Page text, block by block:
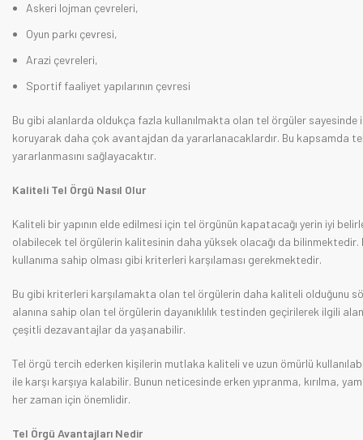
Askeri lojman çevreleri,
Oyun parkı çevresi,
Arazi çevreleri,
Sportif faaliyet yapılarının çevresi
Bu gibi alanlarda oldukça fazla kullanılmakta olan tel örgüler sayesinde
koruyarak daha çok avantajdan da yararlanacaklardır. Bu kapsamda
yararlanmasını sağlayacaktır.
Kaliteli Tel Örgü Nasıl Olur
Kaliteli bir yapının elde edilmesi için tel örgünün kapatacağı yerin iyi
olabilecek tel örgülerin kalitesinin daha yüksek olacağı da bilinmektedir.
kullanıma sahip olması gibi kriterleri karşılaması gerekmektedir.
Bu gibi kriterleri karşılamakta olan tel örgülerin daha kaliteli olduğunu
alanına sahip olan tel örgülerin dayanıklılık testinden geçirilerek ilgili
çeşitli dezavantajlar da yaşanabilir.
Tel örgü tercih ederken kişilerin mutlaka kaliteli ve uzun ömürlü
ile karşı karşıya kalabilir. Bunun neticesinde erken yıpranma, kırılma,
her zaman için önemlidir.
Tel Örgü Avantajları Nedir